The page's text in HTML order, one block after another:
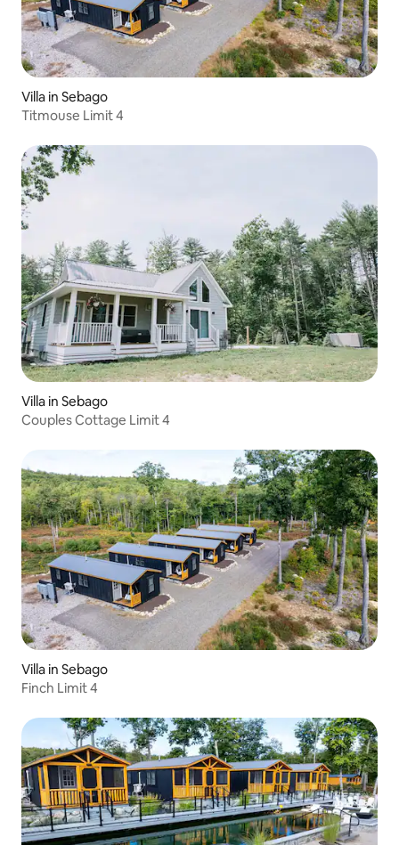
Villa in Sebago
Titmouse Limit 4
Villa in Sebago
Couples Cottage Limit 4
Villa in Sebago
Finch Limit 4